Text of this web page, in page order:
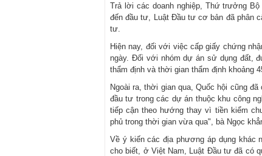
Trả lời các doanh nghiệp, Thứ trưởng
đến đầu tư, Luật Đầu tư cơ bản đã phân
tư.
Hiện nay, đối với việc cấp giấy chứng
ngày. Đối với nhóm dự án sử dụng đất,
thẩm định và thời gian thẩm định khoảng
Ngoài ra, thời gian qua, Quốc hội cũng
đầu tư trong các dự án thuộc khu công
tiếp cận theo hướng thay vì tiền kiểm
phủ trong thời gian vừa qua", bà Ngọc
Về ý kiến các địa phương áp dụng khác
cho biết, ở Việt Nam, Luật Đầu tư đã có